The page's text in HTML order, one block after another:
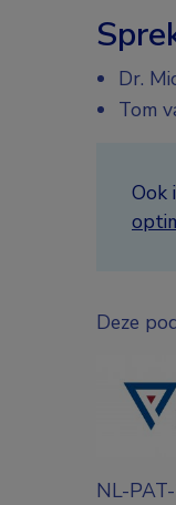
Dr.
Tom
Ook
Deze
NL-